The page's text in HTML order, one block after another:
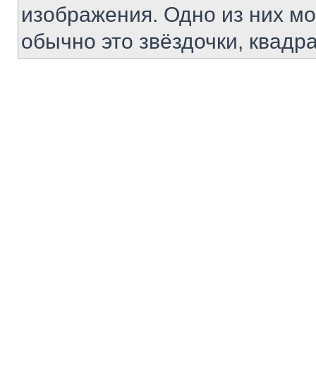
изображения. Одно из них
обычно это звёздочки,